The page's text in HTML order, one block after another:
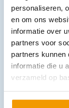
personaliseren,
en om ons
informatie over
partners voor
partners kunnen
informatie die u
verzameld op